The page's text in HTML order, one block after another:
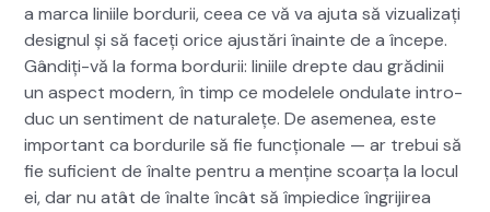
a mar­ca lini­ile bor­durii, ceea ce vă va aju­ta să vizual­iza­ți
designul și să faceți orice ajustări înainte de a începe.
Gândiți-vă la for­ma bor­durii: lini­ile drepte dau gră­dinii
un aspect mod­ern, în timp ce mod­elele ondu­late intro­
duc un sen­ti­ment de nat­u­ralețe. De aseme­nea, este
impor­tant ca bor­durile să fie funcționale — ar tre­bui să
fie sufi­cient de înalte pen­tru a menține scoarța la locul
ei, dar nu atât de înalte încât să împiedice îngri­jirea